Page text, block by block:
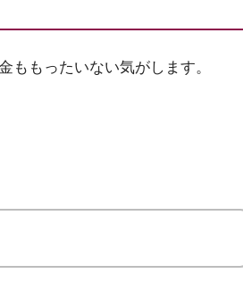
ももったいない気がします。